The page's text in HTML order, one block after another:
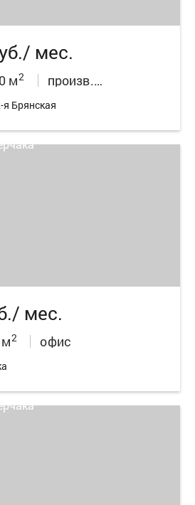
мес.
м2 произв.пом./склад/бокс
я Брянская
мес.
м2 офис